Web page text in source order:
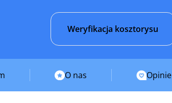
Weryfikacja kosztorysu
O nas Opinie